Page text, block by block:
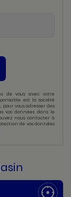
de vous avec votre
est la société
pour vous adresser des
vos données dans le
nous contacter à
de vos données